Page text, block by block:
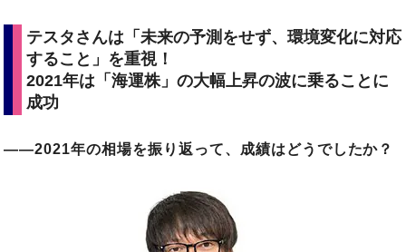
テスタさんは「未来の予測をせず、環境変化に対応
すること」を重視！
2021年は「海運株」の大幅上昇の波に乗ることに
成功
――2021年の相場を振り返って、成績はどうでしたか？